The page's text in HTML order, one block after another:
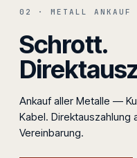
LERCHENSTR.
REIHE
MÜNCHEN
02 · METALL ANKAUF
Schrott.
Ankauf aller Metalle —
Kabel. Direktauszahlung
Vereinbarung.